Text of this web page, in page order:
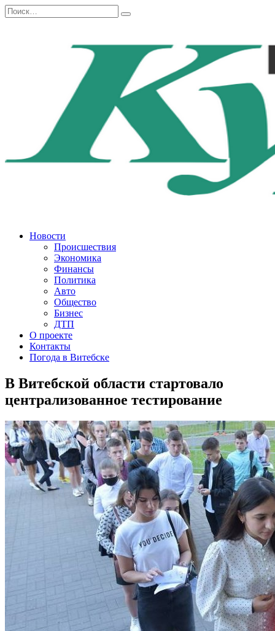
Перейти
к
Search
for:
Новости
Происшествия
Экономика
Финансы
Политика
Авто
Общество
Бизнес
ДТП
О проекте
Контакты
Погода в Витебске
В Витебской области стартовало
централизованное тестирование